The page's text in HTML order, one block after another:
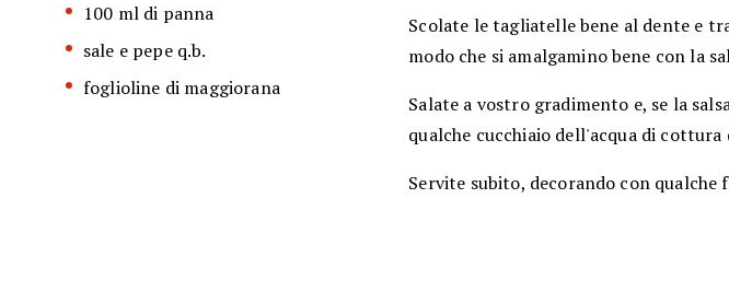
100 ml di panna
sale e pepe q.b.
foglioline di maggiorana
Scolate le tagliatelle bene al dente e
modo che si amalgamino bene con la
Salate a vostro gradimento e, se la
qualche cucchiaio dell'acqua di
Servite subito, decorando con qualche